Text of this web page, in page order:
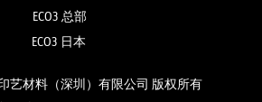
ECO3 总部
ECO3 日本
艺材料（深圳）有限公司 版权所有